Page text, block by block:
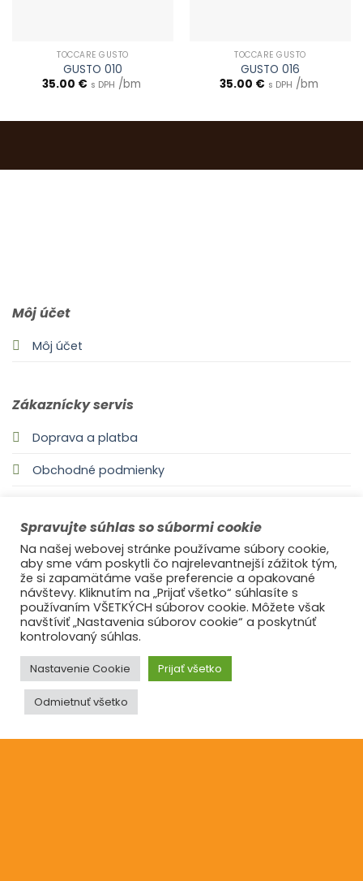
TOCCARE GUSTO
GUSTO 010
35.00 € s DPH /bm
TOCCARE GUSTO
GUSTO 016
35.00 € s DPH /bm
Môj účet
Môj účet
Zákaznícky servis
Doprava a platba
Obchodné podmienky
Zásady používania súborov cookie
Informácie
O nás
Reklamácie
Blog
Spravujte súhlas so súbormi cookie
Na našej webovej stránke používame súbory cookie,
aby sme vám poskytli čo najrelevantnejší zážitok tým,
že si zapamätáme vaše preferencie a opakované
návštevy. Kliknutím na „Prijať všetko“ súhlasíte s
používaním VŠETKÝCH súborov cookie. Môžete však
navštíviť „Nastavenia súborov cookie“ a poskytnúť
kontrolovaný súhlas.
Nastavenie Cookie Prijať všetko
Odmietnuť všetko